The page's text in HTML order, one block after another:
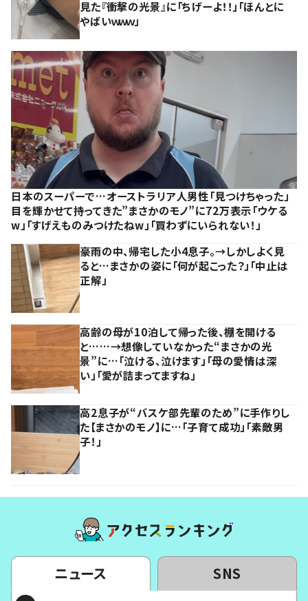
見た『衝撃の光景』に「ちげーよ！！」「ほんとに
やばいｗｗｗ」
日本のスーパーで…オーストラリア人男性「見つけちゃった」
目を輝かせて持ってきた”まさかのモノ”に72万表示「ウケる
w」「すげえものみつけたねw」「買わずにいられない！」
豪雨の中、帰宅した小4息子。→しかしよく見
ると…まさかの姿に「何が起こった？」「中止は
正解」
高齢の母が10泊して帰った後、棚を開ける
と……→想像していなかった“まさかの光
景”に…「泣ける、泣けます」「母の愛情は深
い」「愛が詰まってますね」
高2息子が“バスケ部先輩のため”に手作りし
た【まさかのモノ】に…「子育て成功」「素敵男
子！」
ニュース SNS